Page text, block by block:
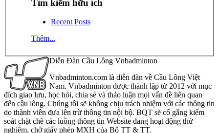
Tìm kiếm hữu ích
Recent Posts
Thêm...
Diễn Đàn Cầu Lông Vnbadminton
Vnbadminton.com là diễn đàn về Cầu Lông Việt
Nam. Vnbadminton được thành lập từ 2012 với mục
đích giao lưu, học hỏi, chia sẻ và thảo luận mọi vấn đề liên quan
đến cầu lông. Chúng tôi sẽ không chịu trách nhiệm với các thông tin
do thành viên đưa lên trừ thông tin nội bộ. BQT sẽ cố gắng kiểm
soát chặt chẽ các luồng thông tin Website đang hoạt động thử
nghiệm, chờ giấy phép MXH của Bộ TT & TT.